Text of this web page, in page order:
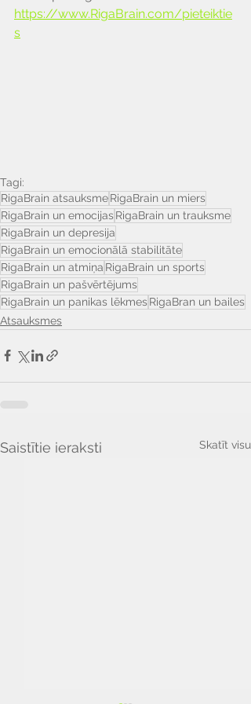
https://www.RigaBrain.com/pieteiktie
s
Tagi:
RigaBrain atsauksmeRigaBrain un miers
RigaBrain un emocijas RigaBrain un trauksme
RigaBrain un depresija
RigaBrain un emocionālā stabilitāte
RigaBrain un atmiņa RigaBrain un sports
RigaBrain un pašvērtējums
RigaBrain un panikas lēkmes RigaBran un bailes
Atsauksmes
Saistītie ieraksti Skatīt visu